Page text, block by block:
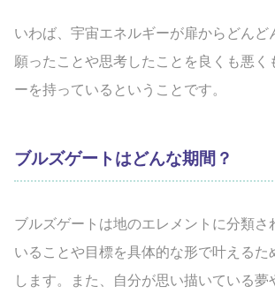
いわば、宇宙エネルギーが扉からどんど
願ったことや思考したことを良くも悪く
ーを持っているということです。
ブルズゲートはどんな期間？
ブルズゲートは地のエレメントに分類さ
いることや目標を具体的な形で叶えるた
します。また、自分が思い描いている夢